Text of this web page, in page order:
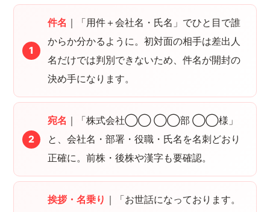
件名 ｜「用件＋会社名・氏名」でひと目で誰
からか分かるように。初対面の相手は差出人
名だけでは判別できないため、件名が開封の
決め手になります。
宛名 ｜「株式会社◯◯ ◯◯部 ◯◯様」
と、会社名・部署・役職・氏名を名刺どおり
正確に。前株・後株や漢字も要確認。
挨拶・名乗り ｜「お世話になっております。